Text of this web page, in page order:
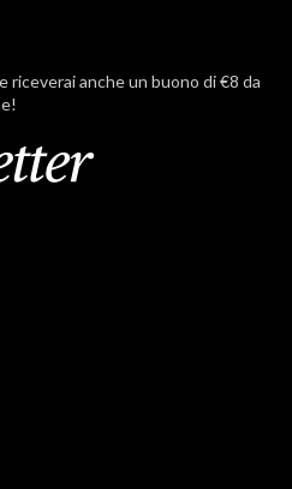
e riceverai anche un buono di €8 da